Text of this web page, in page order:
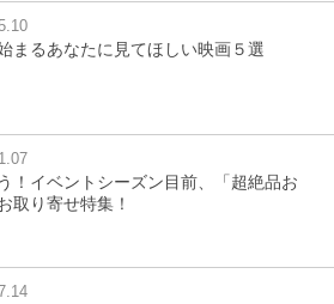
まるあなたに見てほしい映画５選
！イベントシーズン目前、「超絶品お
取り寄せ特集！